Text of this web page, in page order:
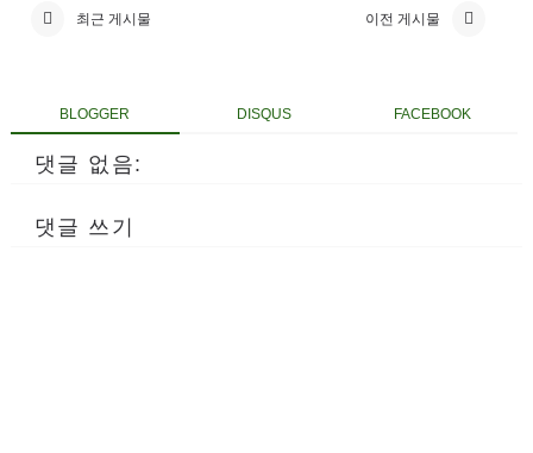
최근 게시물 이전 게시물
BLOGGER DISQUS FACEBOOK
댓글 없음:
댓글 쓰기